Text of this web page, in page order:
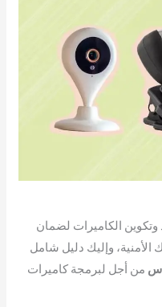
وتكوين الكاميرات لضمان
الأمنية، وإليك دليل شامل
من أجل لبرمجة كاميرات